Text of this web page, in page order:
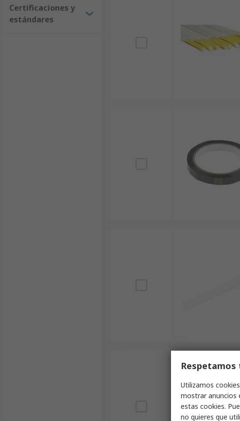
Certificaciones y
estándares
Respetamos
Utilizamos
mostrar anuncios
estas cookies.
no quieres que